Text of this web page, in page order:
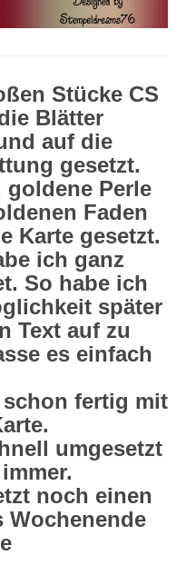
Stücke CS
Blätter
auf die
gesetzt.
goldene Perle
Faden
Karte gesetzt.
ich ganz
So habe ich
später
Text auf zu
es einfach
fertig mit
umgesetzt
noch einen
Wochenende